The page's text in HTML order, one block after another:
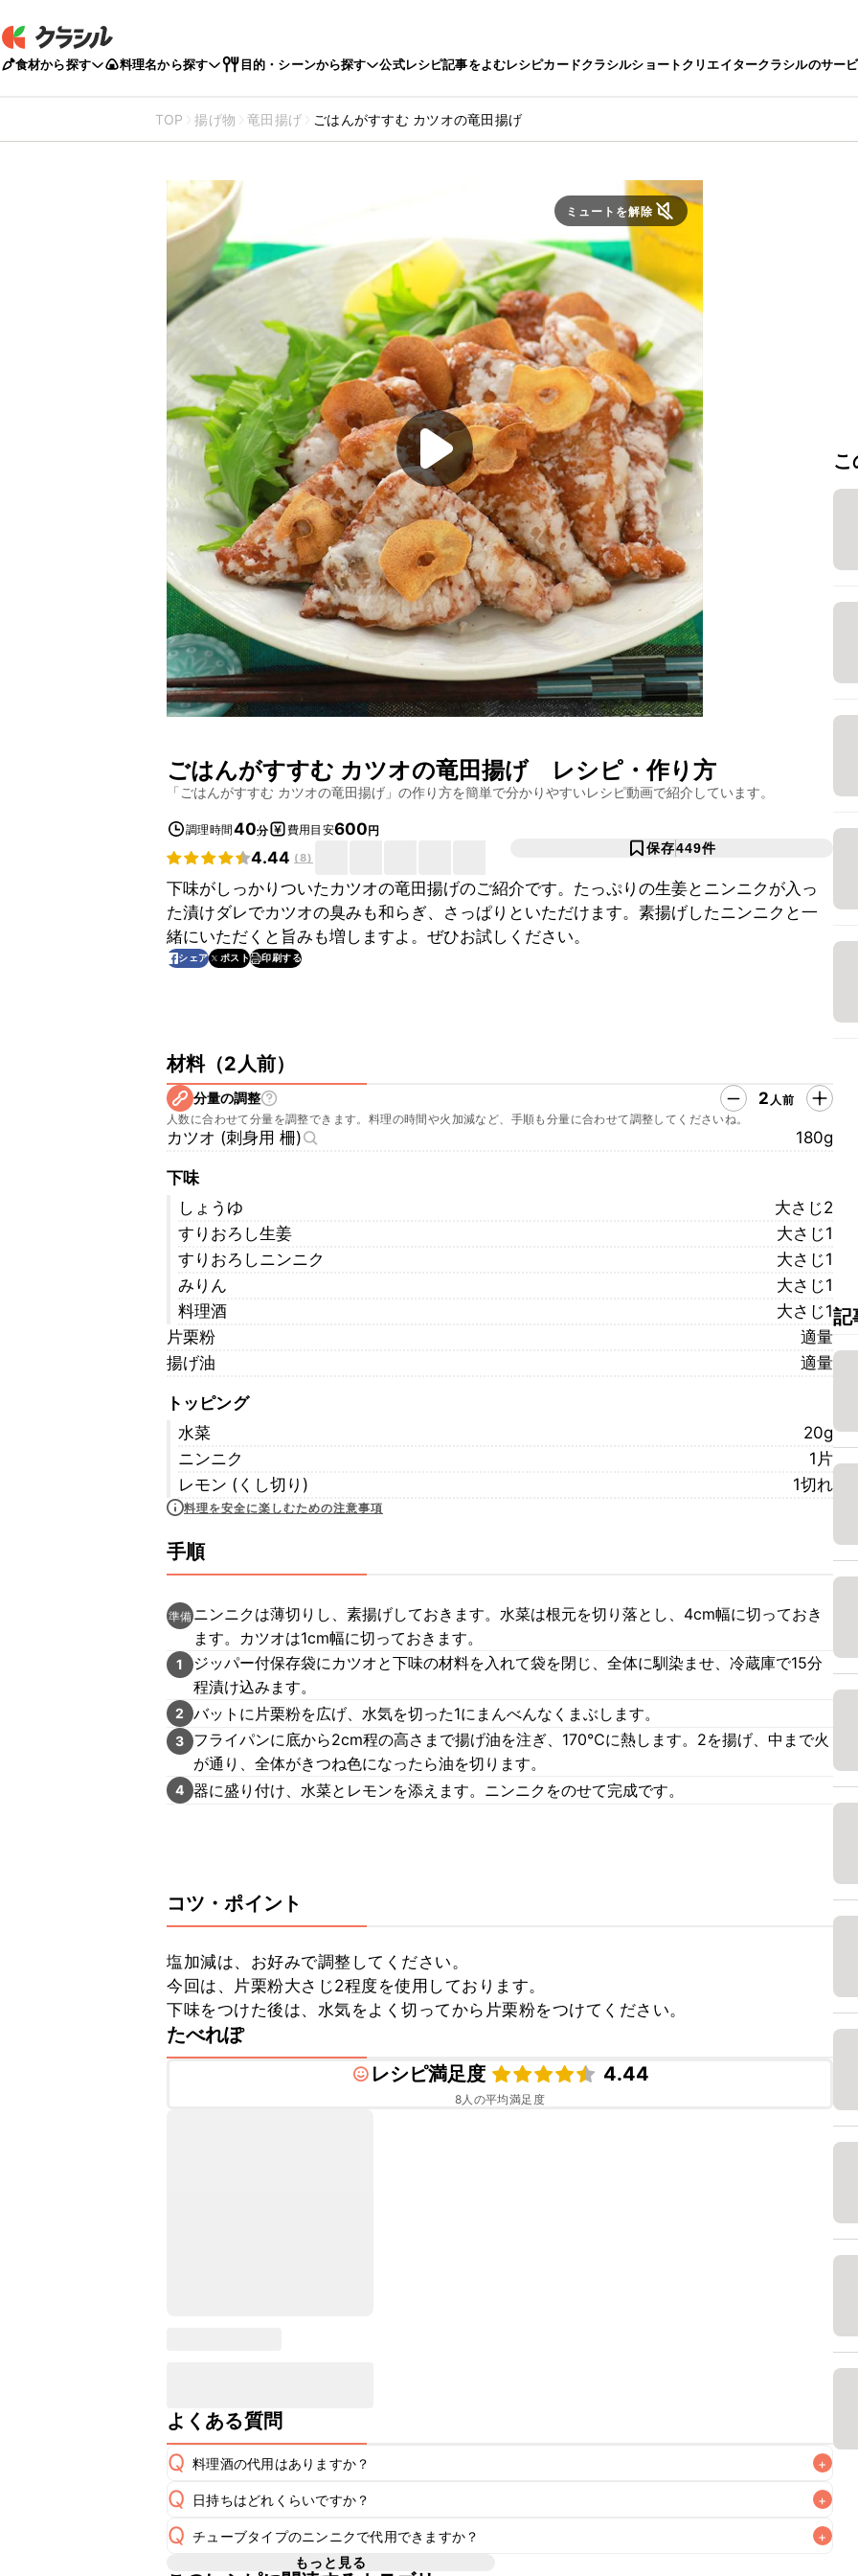
食材から探す 料理名から探す 目的・シーンから探す 公式レシピ記事をよむレシピカードクラシルショートクリエイタークラシルのサー
TOP 揚げ物 竜田揚げ ごはんがすすむ カツオの竜田揚げ
ミュートを解除
ごはんがすすむ カツオの竜田揚げレシピ・作り方
「ごはんがすすむ カツオの竜田揚げ 」の作り方を簡単で分かりやすいレシピ動画で紹介しています。
調理時間40分 費用目安600円
4.44 (8)
保存449件
下味がしっかりついたカツオの竜田揚げのご紹介です。たっぷりの生姜とニンニクが入っ
た漬けダレでカツオの臭みも和らぎ、さっぱりといただけます。素揚げしたニンニクと一
緒にいただくと旨みも増しますよ。ぜひお試しください。
シェア ポスト 印刷する
材料（2人前）
分量の調整 2 人前
人数に合わせて分量を調整できます。料理の時間や火加減など、手順も分量に合わせて調整してくださいね。
カツオ (刺身用 柵) 180g
下味
しょうゆ
大さじ2
すりおろし生姜
大さじ1
すりおろしニンニク
大さじ1
みりん
大さじ1
料理酒
大さじ1
片栗粉
適量
揚げ油
適量
トッピング
水菜
20g
ニンニク
1片
レモン (くし切り)
1切れ
料理を安全に楽しむための注意事項
手順
準備 ニンニクは薄切りし、素揚げしておきます。水菜は根元を切り落とし、4cm幅に切っておき
ます。カツオは1cm幅に切っておきます。
1
ジッパー付保存袋にカツオと下味の材料を入れて袋を閉じ、全体に馴染ませ、冷蔵庫で15分
程漬け込みます。
2 バットに片栗粉を広げ、水気を切った1にまんべんなくまぶします。
3
フライパンに底から2cm程の高さまで揚げ油を注ぎ、170℃に熱します。2を揚げ、中まで火
が通り、全体がきつね色になったら油を切ります。
4 器に盛り付け、水菜とレモンを添えます。ニンニクをのせて完成です。
コツ・ポイント
塩加減は、お好みで調整してください。
今回は、片栗粉大さじ2程度を使用しております。
下味をつけた後は、水気をよく切ってから片栗粉をつけてください。
たべれぽ
レシピ満足度
4.44
8人の平均満足度
よくある質問
Q 料理酒の代用はありますか？ +
A
Q 日持ちはどれくらいですか？ +
保存期間は冷蔵で翌日中が目安です。なるべくお早めにお召し上がりください。
Q チューブタイプのニンニクで代用できますか？ +
もっと見る
記